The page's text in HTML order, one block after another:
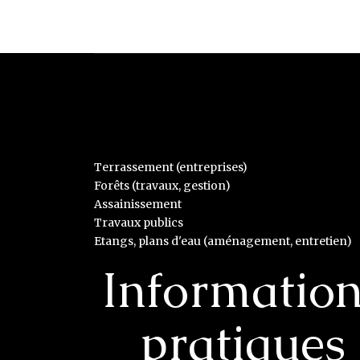
Terrassement (entreprises)
Forêts (travaux, gestion)
Assainissement
Travaux publics
Etangs, plans d'eau (aménagement, entretien)
pratiques